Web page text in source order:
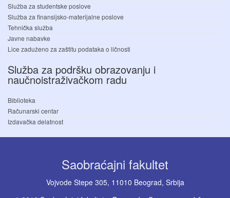
Služba za studentske poslove
Služba za finansijsko-materijalne poslove
Tehnička služba
Javne nabavke
Lice zaduženo za zaštitu podataka o ličnosti
Služba za podršku obrazovanju i
naučnoistraživačkom radu
Biblioteka
Računarski centar
Izdavačka delatnost
Saobraćajni fakultet
Vojvode Stepe 305, 11010 Beograd, Srbija